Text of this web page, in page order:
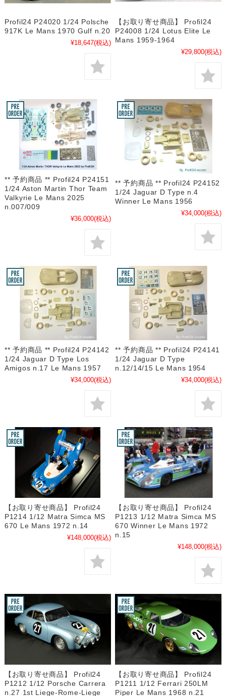
Profil24 P24020 1/24 Polsche
917K Le Mans 1970 Gulf n.20
¥18,647(税込)
【お取り寄せ商品】 Profil24
P24008 1/24 Lotus Elite Le
Mans 1959-1964
¥29,800(税込)
** 予約商品 ** Profil24 P24151
1/24 Aston Martin Thor Team
Valkyrie Le Mans 2025
n.007/009
¥36,000(税込)
** 予約商品 ** Profil24 P24152
1/24 Jaguar D Type n.4
Winner Le Mans 1956
¥34,000(税込)
** 予約商品 ** Profil24 P24142
1/24 Jaguar D Type Los
Amigos n.17 Le Mans 1957
¥34,000(税込)
** 予約商品 ** Profil24 P24141
1/24 Jaguar D Type
n.12/14/15 Le Mans 1954
¥34,000(税込)
【お取り寄せ商品】 Profil24
P1214 1/12 Matra Simca MS
670 Le Mans 1972 n.14
¥148,000(税込)
【お取り寄せ商品】 Profil24
P1213 1/12 Matra Simca MS
670 Winner Le Mans 1972
n.15
¥148,000(税込)
【お取り寄せ商品】 Profil24
P1212 1/12 Porsche Carrera
n.27 1st Liege-Rome-Liege
【お取り寄せ商品】 Profil24
P1211 1/12 Ferrari 250LM
Piper Le Mans 1968 n.21